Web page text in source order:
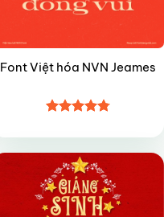
Font Việt hóa NVN Jeames
hạng4.85
sao